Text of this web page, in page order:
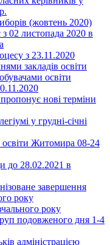
(жовтень 2020)
02 листопада 2020 в
з 23.11.2020
закладів освіти
освіти
нові терміни
у грудні-січні
освіти Житомира 08-24
до 28.02.2021 в
завершення
року
року
подовженого дня 1-4
адміністрацією